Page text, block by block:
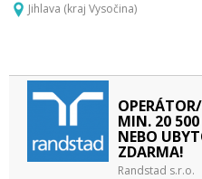
Jihlava (kraj Vysočina)
MIN. 20 500
NEBO
ZDARMA!
Randstad s.r.o.